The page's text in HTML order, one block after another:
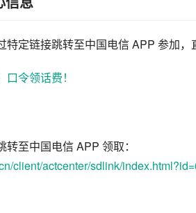
特定链接跳转至中国电信 APP 参加，
转至中国电信 APP 领取：
client/actcenter/sdlink/